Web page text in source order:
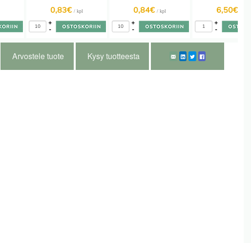
0,83€ / kpl
-
+
0,84€ / kpl
-
+
6,50€
-
+
Arvostele tuote Kysy tuotteesta